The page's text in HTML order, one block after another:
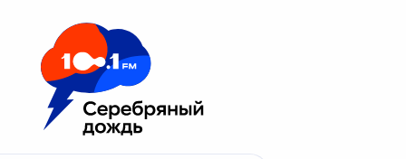
Москва 100.1 FM